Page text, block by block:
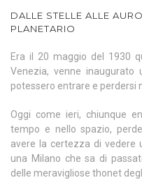
DALLE STELLE ALLE
PLANETARIO
Era il 20 maggio del 1930
Venezia, venne
potessero entrare e perdersi
Oggi come ieri, chiunque
tempo e nello spazio,
avere la certezza di vedere
una Milano che sa di
delle meravigliose thonet